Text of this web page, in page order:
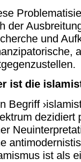
der
und
ist die
Begriff
dezidiert
ist als